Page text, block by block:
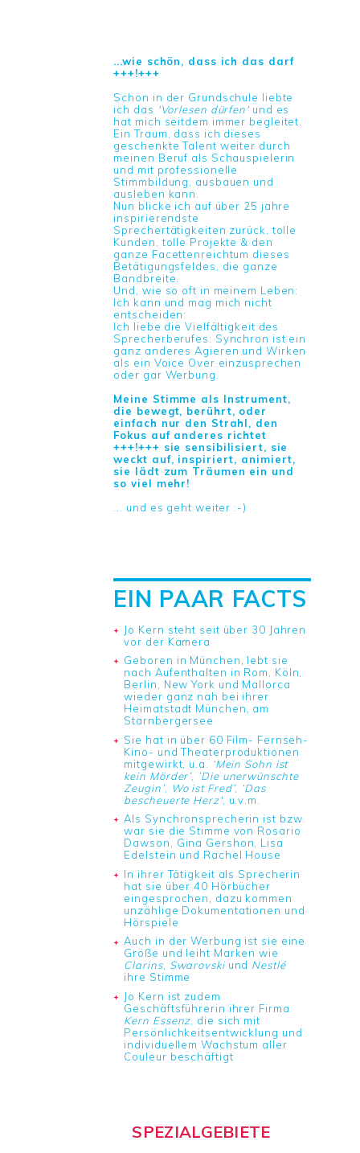
...wie schön, dass ich das darf
+++!+++
Schon in der Grundschule liebte
ich das 'Vorlesen dürfen' und es
hat mich seitdem immer begleitet.
Ein Traum, dass ich dieses
geschenkte Talent weiter durch
meinen Beruf als Schauspielerin
und mit professionelle
Stimmbildung, ausbauen und
ausleben kann.
Nun blicke ich auf über 25 jahre
inspirierendste
Sprechertätigkeiten zurück, tolle
Kunden, tolle Projekte & den
ganze Facettenreichtum dieses
Betätigungsfeldes, die ganze
Bandbreite.
Und, wie so oft in meinem Leben:
Ich kann und mag mich nicht
entscheiden:
Ich liebe die Vielfältigkeit des
Sprecherberufes: Synchron ist ein
ganz anderes Agieren und Wirken
als ein Voice Over einzusprechen
oder gar Werbung.
Meine Stimme als Instrument,
die bewegt, berührt, oder
einfach nur den Strahl, den
Fokus auf anderes richtet
+++!+++ sie sensibilisiert, sie
weckt auf, inspiriert, animiert,
sie lädt zum Träumen ein und
so viel mehr!
... und es geht weiter :-)
EIN PAAR FACTS
Jo Kern steht seit über 30 Jahren
vor der Kamera
Geboren in München, lebt sie
nach Aufenthalten in Rom, Köln,
Berlin, New York und Mallorca
wieder ganz nah bei ihrer
Heimatstadt München, am
Starnbergersee
Sie hat in über 60 Film- Fernseh-
Kino- und Theaterproduktionen
mitgewirkt, u.a.
‘Mein Sohn ist
kein Mörder’,
’Die unerwünschte
Zeugin’, Wo ist Fred’, ‘Das
bescheuerte Herz', u.v.m.
Als Synchronsprecherin ist bzw.
war sie die Stimme von Rosario
Dawson, Gina Gershon, Lisa
Edelstein und Rachel House
In ihrer Tätigkeit als Sprecherin
hat sie über 40 Hörbücher
eingesprochen, dazu kommen
unzählige Dokumentationen und
Hörspiele
Auch in der Werbung ist sie eine
Größe und leiht Marken wie
Clarins, Swarovskiund Nestlé
ihre Stimme
Jo Kern ist zudem
Geschäftsführerin ihrer Firma
Kern Essenz , die sich mit
Persönlichkeitsentwicklung und
individuellem Wachstum aller
Couleur beschäftigt
SPEZIALGEBIETE